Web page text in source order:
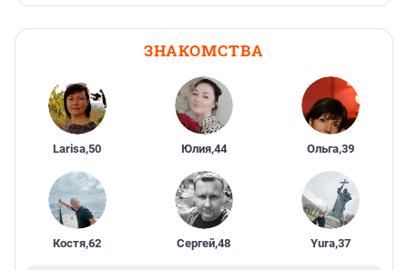
ЗНАКОМСТВА
Larisa,50 Юлия,44 Ольга,39
Костя,62 Сергей,48 Yura,37